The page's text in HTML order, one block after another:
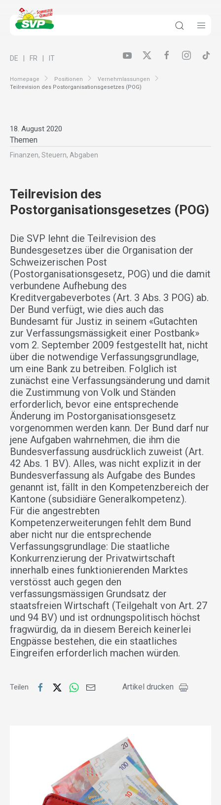
Homepage Positionen
Vernehmlassungen
Teilrevision des Postorganisationsgesetzes (POG)
DE FR IT
18. August 2020
Themen
Finanzen, Steuern, Abgaben
Teilrevision des
Postorganisationsgesetzes (POG)
Die SVP lehnt die Teilrevision des
Bundesgesetzes über die Organisation der
Schweizerischen Post
(Postorganisationsgesetz, POG) und die damit
verbundene Aufhebung des
Kreditvergabeverbotes (Art. 3 Abs. 3 POG) ab.
Der Bund verfügt, wie dies auch das
Bundesamt für Justiz in seinem «Gutachten
zur Verfassungsmässigkeit einer Postbank»
vom 2. September 2009 festgestellt hat, nicht
über die notwendige Verfassungsgrundlage,
um eine Bank zu betreiben. Folglich ist
zunächst eine Verfassungsänderung und damit
die Zustimmung von Volk und Ständen
erforderlich, bevor eine entsprechende
Änderung im Postorganisationsgesetz
vorgenommen werden kann. Der Bund darf nur
jene Aufgaben wahrnehmen, die ihm die
Bundesverfassung ausdrücklich zuweist (Art.
42 Abs. 1 BV). Alles, was nicht explizit in der
Bundesverfassung als Aufgabe des Bundes
genannt ist, fällt in den Kompetenzbereich der
Kantone (subsidiäre Generalkompetenz).
Für die angestrebten
Kompetenzerweiterungen fehlt dem Bund
aber nicht nur die entsprechende
Verfassungsgrundlage: Die staatliche
Konkurrenzierung der Privatwirtschaft
innerhalb eines funktionierenden Marktes
verstösst auch gegen den
verfassungsmässigen Grundsatz der
staatsfreien Wirtschaft (Teilgehalt von Art. 27
und 94 BV) und ist ordnungspolitisch höchst
fragwürdig, da in diesem Bereich keinerlei
Engpässe bestehen, die ein staatliches
Eingreifen erforderlich machen würden.
Teilen Artikel drucken